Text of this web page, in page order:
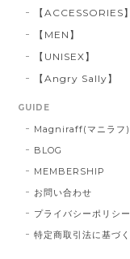
【ACCESSORIES】
【MEN】
【UNISEX】
【Angry Sally】
GUIDE
Magniraff(マニラフ)
BLOG
MEMBERSHIP
お問い合わせ
プライバシーポリシー
特定商取引法に基づ